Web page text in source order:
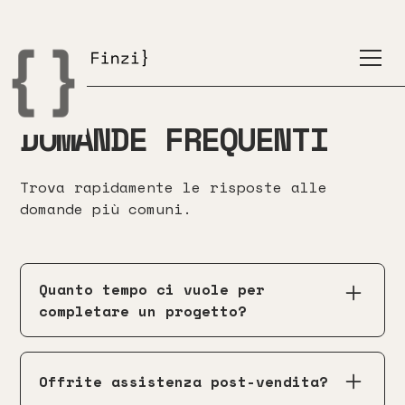
DOMANDE FREQUENTI
Trova rapidamente le risposte alle
domande più comuni.
Quanto tempo ci vuole per
completare un progetto?
Il tempo di completamento di un
complessità. Posso fornirti una
Offrite assistenza post-vendita?